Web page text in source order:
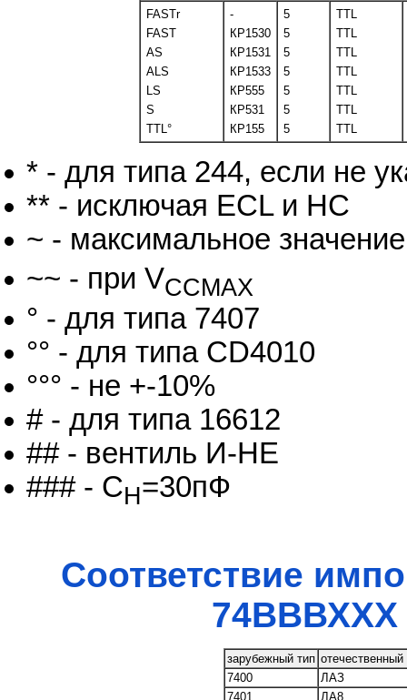
FASTr
FAST
AS
ALS
LS
S
TTL°
-
КР1530
КР1531
КР1533
КР555
КР531
КР155
5
5
5
5
5
5
5
TTL
TTL
TTL
TTL
TTL
TTL
TTL
* - для типа 244, если не
** - исключая ECL и HC
~ - максимальное
~~ - при VCCMAX
° - для типа 7407
°° - для типа CD4010
°°° - не +-10%
# - для типа 16612
## - вентиль И-НЕ
### - CH=30пФ
Соответствие
74ВВВХХХ
зарубежный тип отечественный
7400
ЛАЗ
7401
ЛА8